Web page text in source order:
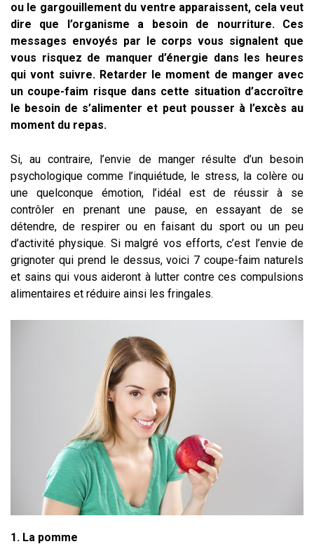
ou le gargouillement du ventre apparaissent, cela veut
dire que l’organisme a besoin de nourriture. Ces
messages envoyés par le corps vous signalent que
vous risquez de manquer d’énergie dans les heures
qui vont suivre. Retarder le moment de manger avec
un coupe-faim risque dans cette situation d’accroître
le besoin de s’alimenter et peut pousser à l’excès au
moment du repas.
Si, au contraire, l’envie de manger résulte d’un besoin
psychologique comme l’inquiétude, le stress, la colère ou
une quelconque émotion, l’idéal est de réussir à se
contrôler en prenant une pause, en essayant de se
détendre, de respirer ou en faisant du sport ou un peu
d’activité physique. Si malgré vos efforts, c’est l’envie de
grignoter qui prend le dessus, voici 7 coupe-faim naturels
et sains qui vous aideront à lutter contre ces compulsions
alimentaires et réduire ainsi les fringales.
1. La pomme